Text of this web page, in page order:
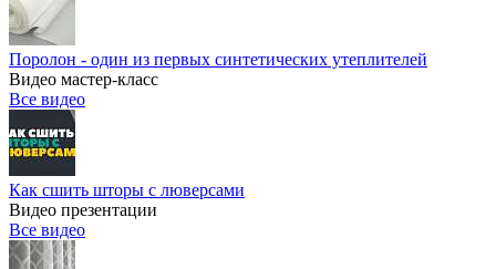
Поролон - один из первых синтетических утеплителей
Видео мастер-класс
Все видео
Как сшить шторы с люверсами
Видео презентации
Все видео